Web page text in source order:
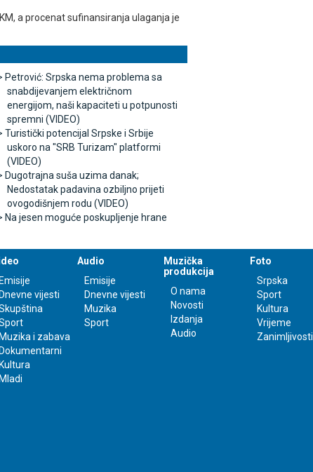
a procenat sufinansiranja ulaganja je
Petrović: Srpska nema problema sa
snabdijevanjem električnom
energijom, naši kapaciteti u potpunosti
spremni (VIDEO)
Turistički potencijal Srpske i Srbije
uskoro na "SRB Turizam" platformi
(VIDEO)
Dugotrajna suša uzima danak;
Nedostatak padavina ozbiljno prijeti
ovogodišnjem rodu (VIDEO)
Na jesen moguće poskupljenje hrane
Emisije
Dnevne vijesti
Muzika i zabava
Dokumentarni
Kultura
Mladi
Audio
Emisije
Dnevne vijesti
Muzika
Sport
Muzička
produkcija
O nama
Novosti
Izdanja
Audio
Foto
Srpska
Sport
Kultura
Vrijeme
Zanimljivosti